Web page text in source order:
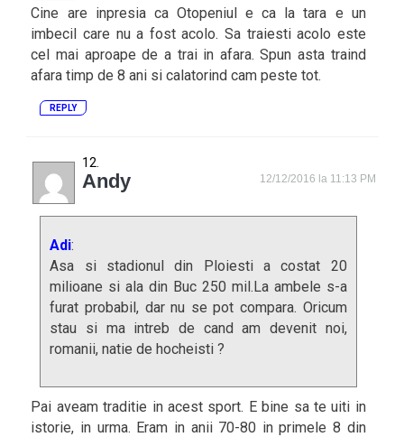
Cine are inpresia ca Otopeniul e ca la tara e un
imbecil care nu a fost acolo. Sa traiesti acolo este
cel mai aproape de a trai in afara. Spun asta traind
afara timp de 8 ani si calatorind cam peste tot.
REPLY
Andy 12/12/2016 la 11:13 PM
Adi:
Asa si stadionul din Ploiesti a costat 20
milioane si ala din Buc 250 mil.La ambele s-a
furat probabil, dar nu se pot compara. Oricum
stau si ma intreb de cand am devenit noi,
romanii, natie de hocheisti ?
Pai aveam traditie in acest sport. E bine sa te uiti in
istorie, in urma. Eram in anii 70-80 in primele 8 din